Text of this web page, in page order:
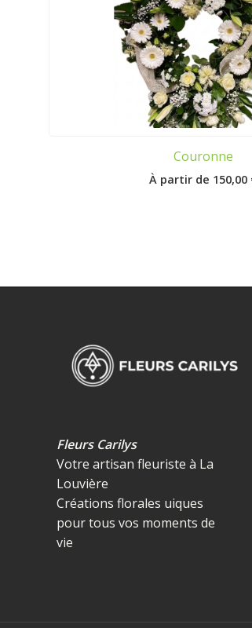
Couronne
150,00
Fleurs Carilys
Votre artisan fleuriste à La
Louvière
Créations florales uiques
pour tous vos moments de
vie